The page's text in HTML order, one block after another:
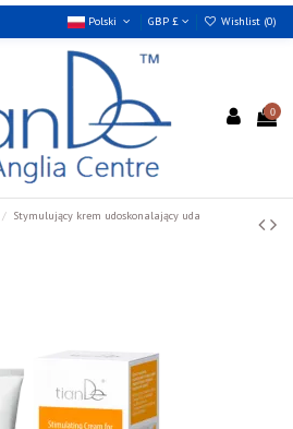
Polski GBP £ Wishlist (0)
0
Stymulujący krem udoskonalający uda